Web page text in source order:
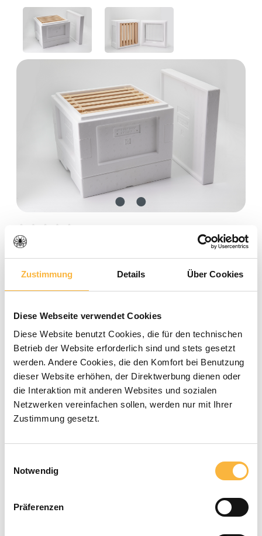
Zustimmung Details Über Cookies
Diese Webseite verwendet Cookies
Diese Website benutzt Cookies, die für den technischen
Betrieb der Website erforderlich sind und stets gesetzt
werden. Andere Cookies, die den Komfort bei Benutzung
dieser Website erhöhen, der Direktwerbung dienen oder
die Interaktion mit anderen Websites und sozialen
Netzwerken vereinfachen sollen, werden nur mit Ihrer
Zustimmung gesetzt.
Notwendig
Präferenzen
Skip image gallery
Average rating of 0 out of 5 stars
0 Reviews
Quantity Unit price
To5 €26.40
To 11 €25.00
From12 €23.80
Prices incl. VAT plus shipping costs
Available within the specified delivery
time
Product Quantity: Enter the desired
Add to shopping cart